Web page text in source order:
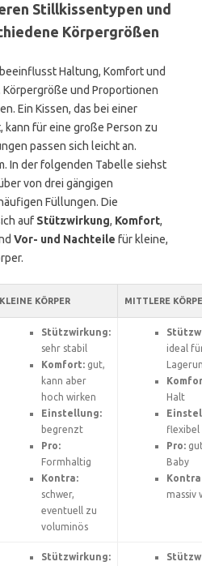
Stillkissentypen und
Körpergrößen
Haltung, Komfort und
Körpergröße und Proportionen
Ein Kissen, das bei einer
kann für eine große Person zu
passen sich leicht an.
In der folgenden Tabelle siehst
von drei gängigen
Füllungen. Die
auf Stützwirkung, Komfort,
Vor- und Nachteile für kleine,
KLEINE KÖRPER MITTLERE
Stützwirkung:
sehr stabil
Komfort: gut,
kann aber
hoch wirken
Einstellung:
begrenzt
Pro:
Formhaltig
Kontra:
schwer,
eventuell zu
voluminös
ideal
Halt
flexibel
Pro:
Baby
massiv
Stützwirkung: